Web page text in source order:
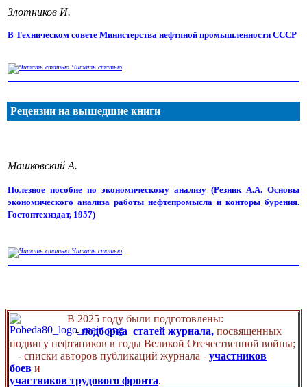
Злотников И.
В Техническом совете Министерства нефтяной промышленности СССР
Читать статью
Рецензии на вышедшие книги
Машковский А.
Полезное пособие по экономическому анализу (Резник А.А. Основы
экономического анализа работы нефтепромысла и конторы бурения.
Гостоптехиздат, 1957)
Читать статью
В 2025 году были подготовлены:
- подборка статей журнала, посвященных
подвигу нефтяников в годы Великой Отечественной войны;
- списки авторов публикаций журнала - участников
боев и
участников трудового фронта.